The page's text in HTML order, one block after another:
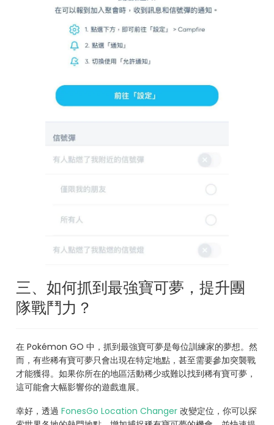
三、如何抓到最強寶可夢，提升團
隊戰鬥力？
在 Pokémon GO 中，抓到最強寶可夢是每位訓練家的夢想。然
而，有些稀有寶可夢只會出現在特定地點，甚至需要參加突襲戰
才能獲得。如果你所在的地區活動稀少或難以找到稀有寶可夢，
這可能會大幅影響你的遊戲進展。
幸好，透過FonesGo Location Changer 改變定位，你可以探